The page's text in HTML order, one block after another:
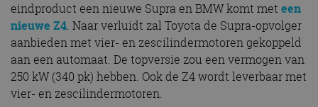
eindproduct een nieuwe Supra en BMW komt met een
nieuwe Z4. Naar verluidt zal Toyota de Supra-opvolger
aanbieden met vier- en zescilindermotoren gekoppeld
aan een automaat. De topversie zou een vermogen van
250 kW (340 pk) hebben. Ook de Z4 wordt leverbaar met
vier- en zescilindermotoren.